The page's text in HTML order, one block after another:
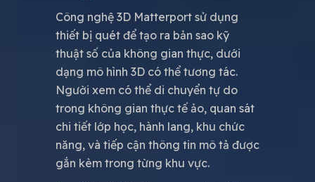
Công nghệ 3D Matterport sử dụng
thiết bị quét để tạo ra bản sao kỹ
thuật số của không gian thực, dưới
dạng mô hình 3D có thể tương tác.
Người xem có thể di chuyển tự do
trong không gian thực tế ảo, quan sát
chi tiết lớp học, hành lang, khu chức
năng, và tiếp cận thông tin mô tả được
gắn kèm trong từng khu vực.